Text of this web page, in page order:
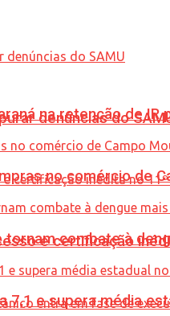
denúncias do
e certificação
na retenção de IR
no comércio de
combate à
7,1 e supera média